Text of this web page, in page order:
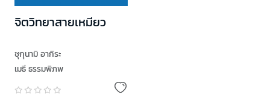
จิตวิทยาสายเหมียว
ชุกุนามิ อากิระ
เมธี ธรรมพิภพ